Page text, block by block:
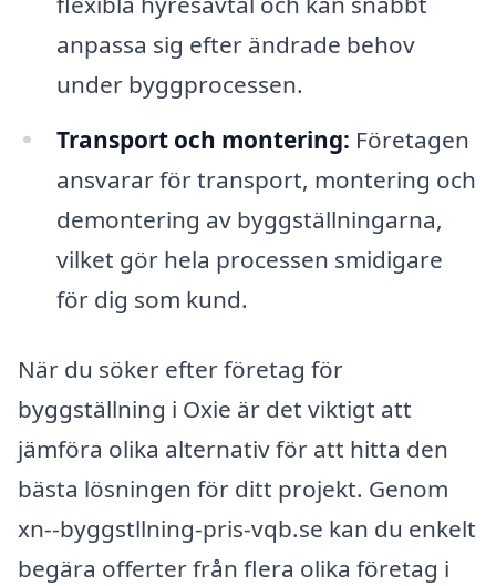
anpassa sig efter ändrade behov
under byggprocessen.
Transport och montering: Företagen
ansvarar för transport, montering och
demontering av byggställningarna,
vilket gör hela processen smidigare
för dig som kund.
När du söker efter företag för
byggställning i Oxie är det viktigt att
jämföra olika alternativ för att hitta den
bästa lösningen för ditt projekt. Genom
xn--byggstllning-pris-vqb.se kan du enkelt
begära offerter från flera olika företag i